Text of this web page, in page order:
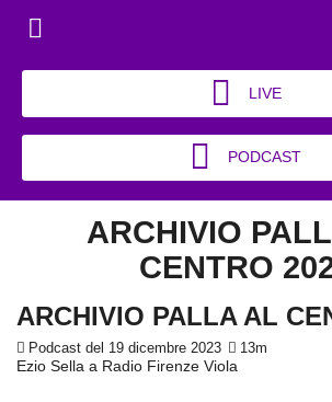
LIVE
PODCAST
ARCHIVIO
CENTRO
ARCHIVIO PALLA AL
Podcast del 19 dicembre 2023 13m
Ezio Sella a Radio Firenze Viola